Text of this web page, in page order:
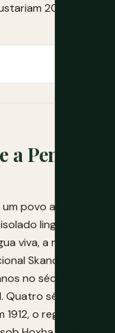
200 euros
Pena
povo antigo dos
linguístico
viva, a mesma
Skanderbeg
no século XV; a
séculos de
o regime